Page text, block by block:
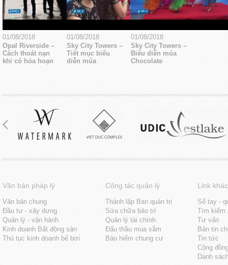
01/08/2018
Opal Riverside –
Cách thoát nạn
khi có hỏa hoạn
01/08/2018
Sky City Towers –
Tiết mục biểu
diễn múa
01/08/2018
Sky City Towers –
Biểu diễn múa
Chocolate
Văn bản pháp lý
Văn bản chung
Đầu tư - xây dưng
Quản lý - vận hành
Kinh doanh Bất động sản
Thủ tục kinh doanh bể bơi
Công tác quản lý
Thành lập Ban quản trị
Sửa chữa bảo trì
Quản lý tài chính
Đấu thầu mua sắm
Bảo hiểm chung cư
Link khác
Sổ tay -
Tìm kiếm
Tư vấn
Bản tin
Tin tức
Cộng
Danh